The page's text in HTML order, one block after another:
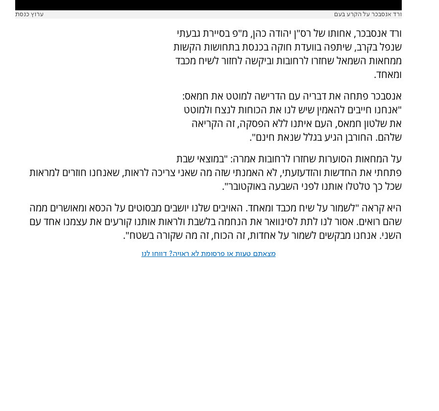
ורד אנסבכר על הקרע בעם ערוץ כנסת
ורד אנסבכר, אחותו של רס"ן יהודה כהן, מ"פ בסיירת גבעתי
שנפל בקרב, שיתפה בוועדת חוקה בכנסת בתחושות הקשות
ממחאות השמאל שחזרו לרחובות וביקשה לחזור לשיח מכבד
ומאחד.
אנסבכר פתחה את דבריה עם הדרישה למוטט את חמאס:
"אנחנו חייבים להאמין שיש לנו את הכוחות לנצח ולמוטט
את שלטון חמאס, העם איתנו ללא הפסקה, זה הקריאה
שלהם. החורבן הגיע בגלל שנאת חינם".
על המחאות הסוערות שחזרו לרחובות אמרה: "במוצאי שבת
פתחתי את החדשות והזדעזעתי, לא האמנתי שזה מה שאני צריכה לראות, שאנחנו חוזרים למראות
שכל כך טלטלו אותנו לפני השבעה באוקטובר".
היא קראה "לשמור על שיח מכבד ומאחד. האויבים שלנו יושבים מבסוטים על הכסא ומאושרים ממה
שהם רואים. אסור לנו לתת לסינוואר את הנחמה בלשבת ולראות אותנו קורעים את עצמנו אחד עם
השני. אנחנו מבקשים לשמור על אחדות, זה הכוח, זה מה שקורה בשטח".
מצאתם טעות או פרסומת לא ראויה? דווחו לנו